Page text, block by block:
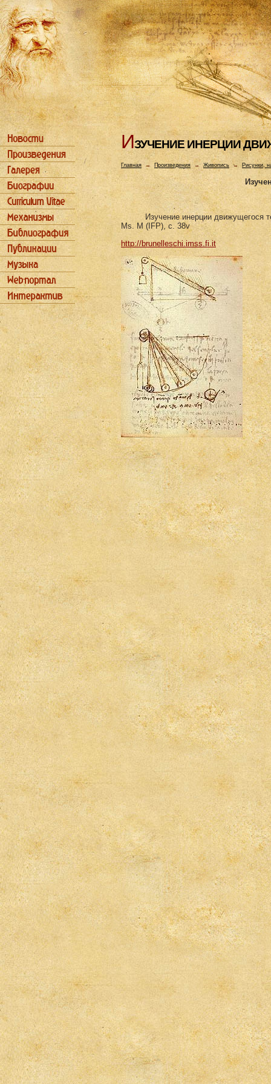
ИЗУЧЕHИЕ ИHЕРЦИИ
Главная→ Произведения → Живопись → Рисунки,
Изучение инерции движущегося
Ms. M (IFP), c. 38v
http://brunelleschi.imss.fi.it